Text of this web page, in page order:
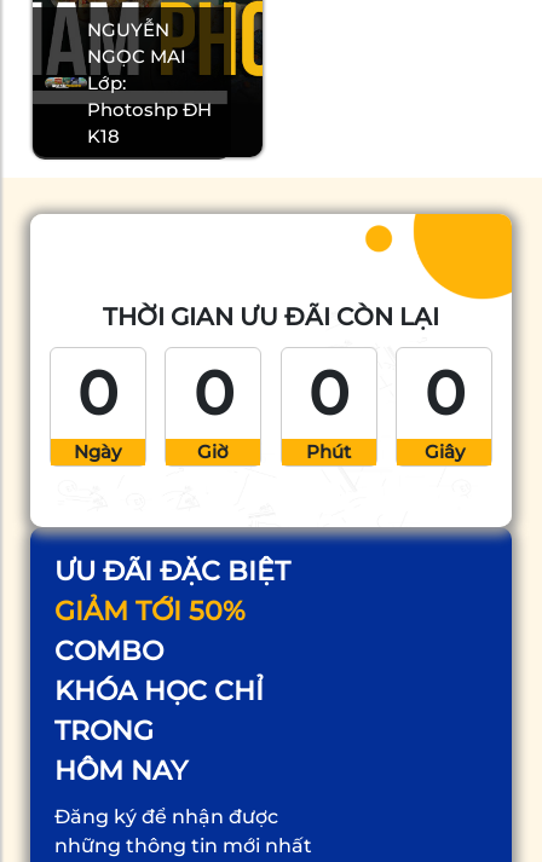
NGUYỄN
NGỌC MAI
Lớp:
Photoshp ĐH
K18
ƯU ĐÃI ĐẶC BIỆT
GIẢM TỚI 50%
COMBO
KHÓA HỌC CHỈ
TRONG
HÔM NAY
Đăng ký để nhận được
những thông tin mới nhất
THỜI GIAN ƯU ĐÃI CÒN LẠI
0
Ngày
0
Giờ
0
Phút
0
Giây